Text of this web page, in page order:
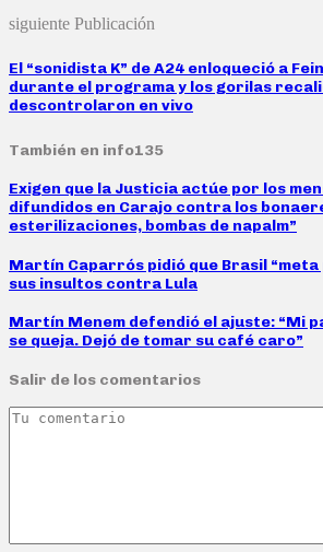
siguiente Publicación
El “sonidista K” de A24 enloqueció a
durante el programa y los gorilas
descontrolaron en vivo
También en info135
Exigen que la Justicia actúe por los
difundidos en Carajo contra los
esterilizaciones, bombas de napalm”
Martín Caparrós pidió que Brasil “meta
sus insultos contra Lula
Martín Menem defendió el ajuste: “Mi
se queja. Dejó de tomar su café caro”
Salir de los comentarios